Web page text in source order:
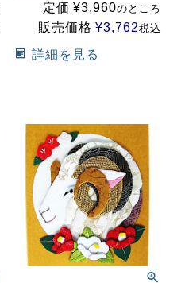
定価 ¥3,960のところ
販売価格 ¥3,762税込
詳細を見る